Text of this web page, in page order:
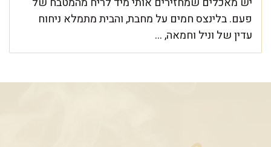
פעם. בלינצס חמים על מחבת, והבית מתמלא ניחוח
עדין של וניל וחמאה, ...